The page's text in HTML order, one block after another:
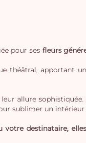
pour ses fleurs
théâtral, apportant
allure sophistiquée.
sublimer un intérieur
destinataire,